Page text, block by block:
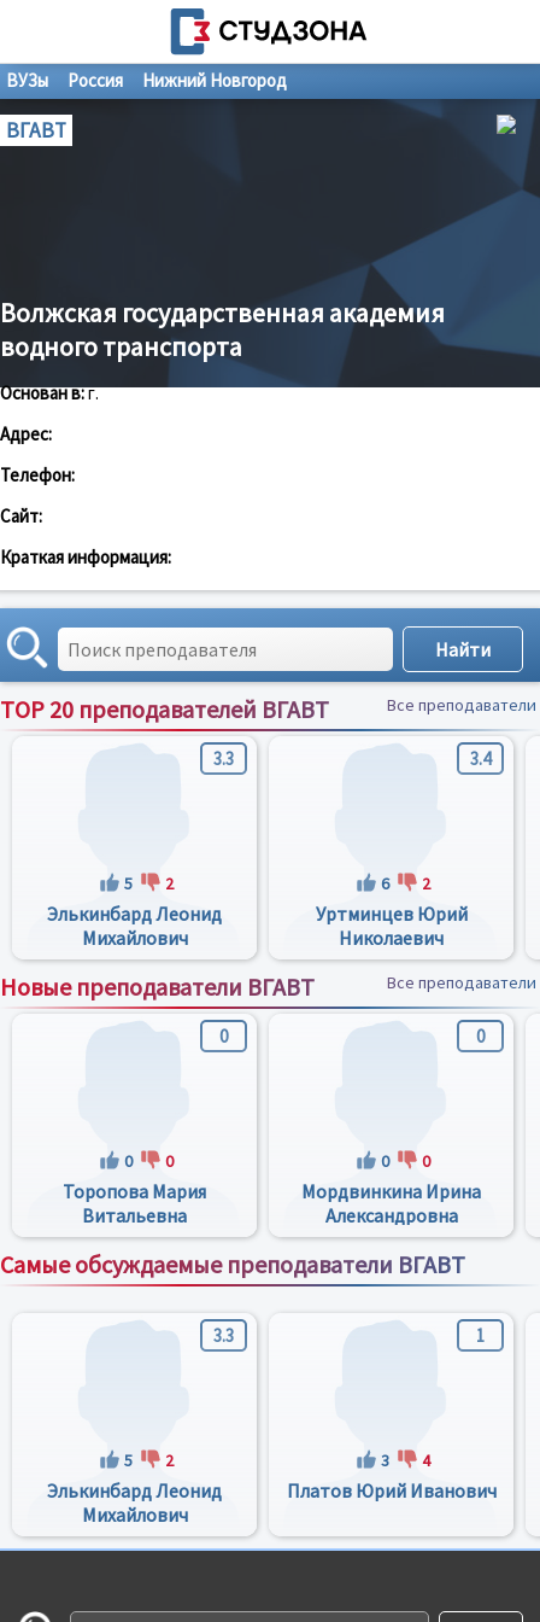
ВУЗы Россия Нижний Новгород
ВГАВТ
Волжская государственная академия
водного транспорта
Основан в:г.
Адрес:
Телефон:
Сайт:
Краткая информация:
TOP 20 преподавателей ВГАВТ Все преподаватели
3.3
5 2
Элькинбард Леонид
Михайлович
3.4
6 2
Уртминцев Юрий
Николаевич
Новые преподаватели ВГАВТ Все преподаватели
0
0 0
Торопова Мария
Витальевна
0
0 0
Мордвинкина Ирина
Александровна
Самые обсуждаемые преподаватели ВГАВТ
Все преподаватели
3.3
5 2
Элькинбард Леонид
Михайлович
1
3 4
Платов Юрий Иванович